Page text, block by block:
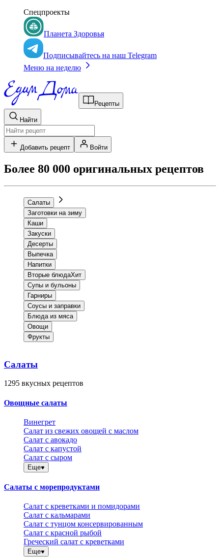
Спецпроекты
Планета Здоровья
Подписывайтесь на наш Telegram
Меню на неделю
Рецепты
Найти
Добавить рецепт Войти
Более 80 000 оригинальных рецептов
Салаты
Заготовки на зиму
Каши
Закуски
Десерты
Выпечка
Напитки
Вторые блюдаХит
Супы и бульоны
Гарниры
Соусы и заправки
Блюда из мяса
Овощи
Фрукты
Салаты
1295 вкусных рецептов
Овощные салаты
Винегрет
Салат из свежих овощей с маслом
Салат с авокадо
Салат с капустой
Салат с сыром
Еще
Салаты с морепродуктами
Салат с креветками и помидорами
Салат с кальмарами
Салат с тунцом консервированным
Салат с красной рыбой
Греческий салат с креветками
Еще